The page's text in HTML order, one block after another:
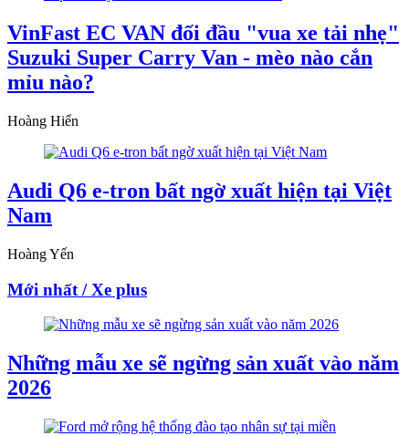
VinFast EC VAN đối đầu "vua xe tải nhẹ"
Suzuki Super Carry Van - mèo nào cắn
mỉu nào?
Hoàng Hiển
Audi Q6 e-tron bất ngờ xuất hiện tại Việt
Nam
Hoàng Yến
Mới nhất / Xe plus
Những mẫu xe sẽ ngừng sản xuất vào năm
2026